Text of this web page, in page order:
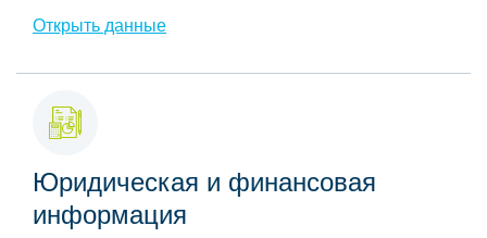
Открыть данные
Юридическая и финансовая
информация